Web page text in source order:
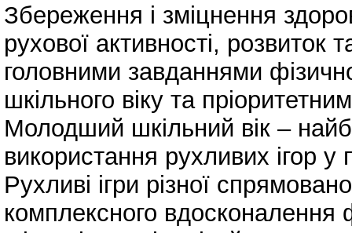
Збереження і зміцнення
рухової активності, розвиток
головними завданнями
шкільного віку та
Молодший шкільний вік –
використання рухливих ігор у
Рухливі ігри різної
комплексного вдосконалення